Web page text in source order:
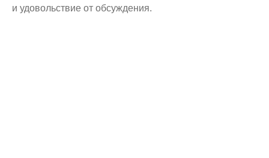
и удовольствие от обсуждения.